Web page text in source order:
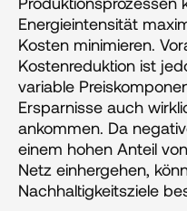
Energieintensität
Kosten minimieren.
Kostenreduktion ist
variable
Ersparnisse auch
ankommen. Da
einem hohen Anteil
Netz einhergehen,
Nachhaltigkeitsziele